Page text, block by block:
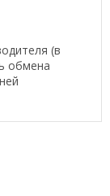
(в
обмена